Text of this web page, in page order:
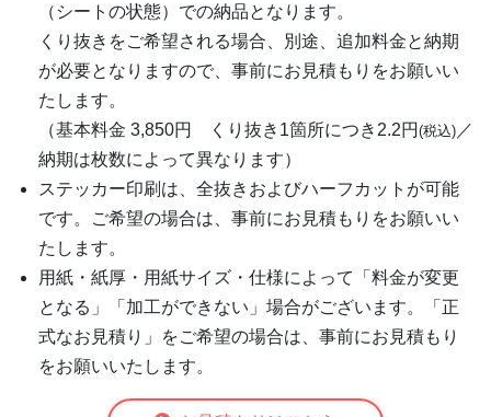
（シートの状態）での納品となります。
くり抜きをご希望される場合、別途、追加料金と納期
が必要となりますので、事前にお見積もりをお願いい
たします。
（基本料金 3,850円 くり抜き1箇所につき2.2円 (税込) ／
納期は枚数によって異なります）
ステッカー印刷は、全抜きおよびハーフカットが可能
です。ご希望の場合は、事前にお見積もりをお願いい
たします。
用紙・紙厚・用紙サイズ・仕様によって「料金が変更
となる」「加工ができない」場合がございます。「正
式なお見積り」をご希望の場合は、事前にお見積もり
をお願いいたします。